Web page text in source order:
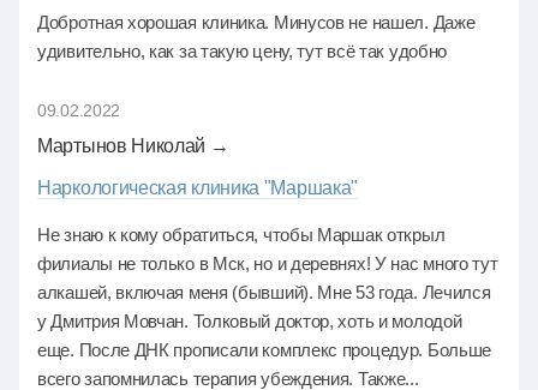
Добротная хорошая клиника. Минусов не нашел. Даже
удивительно, как за такую цену, тут всё так удобно
09.02.2022
Мартынов Николай →
Наркологическая клиника "Маршака"
Не знаю к кому обратиться, чтобы Маршак открыл
филиалы не только в Мск, но и деревнях! У нас много тут
алкашей, включая меня (бывший). Мне 53 года. Лечился
у Дмитрия Мовчан. Толковый доктор, хоть и молодой
еще. После ДНК прописали комплекс процедур. Больше
всего запомнилась терапия убеждения. Также...